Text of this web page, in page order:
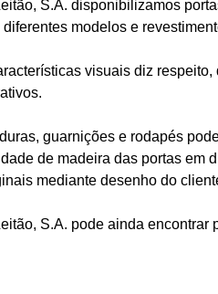
S.A. disponibilizamos
diferentes modelos e
visuais diz
guarnições e rodapés
de madeira das portas em
mediante desenho do
S.A. pode ainda encontrar